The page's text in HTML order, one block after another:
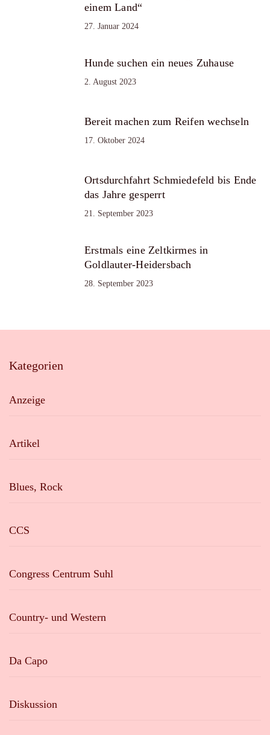
einem Land“
27. Januar 2024
Hunde suchen ein neues Zuhause
2. August 2023
Bereit machen zum Reifen wechseln
17. Oktober 2024
Ortsdurchfahrt Schmiedefeld bis Ende
das Jahre gesperrt
21. September 2023
Erstmals eine Zeltkirmes in
Goldlauter-Heidersbach
28. September 2023
Kategorien
Anzeige
Artikel
Blues, Rock
CCS
Congress Centrum Suhl
Country- und Western
Da Capo
Diskussion